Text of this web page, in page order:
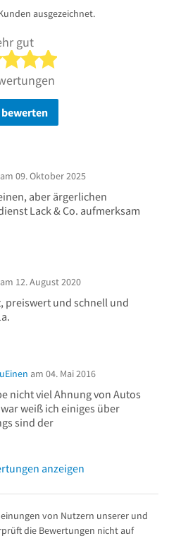
ausgezeichnet.
gut
5 von 5 Sternen
am 09. Oktober 2025
aber ärgerlichen
Lack & Co. aufmerksam
am 12. August 2020
preiswert und schnell und
am 04. Mai 2016
nicht viel Ahnung von Autos
weiß ich einiges über
sind der
anzeigen
von Nutzern unserer und
die Bewertungen nicht auf